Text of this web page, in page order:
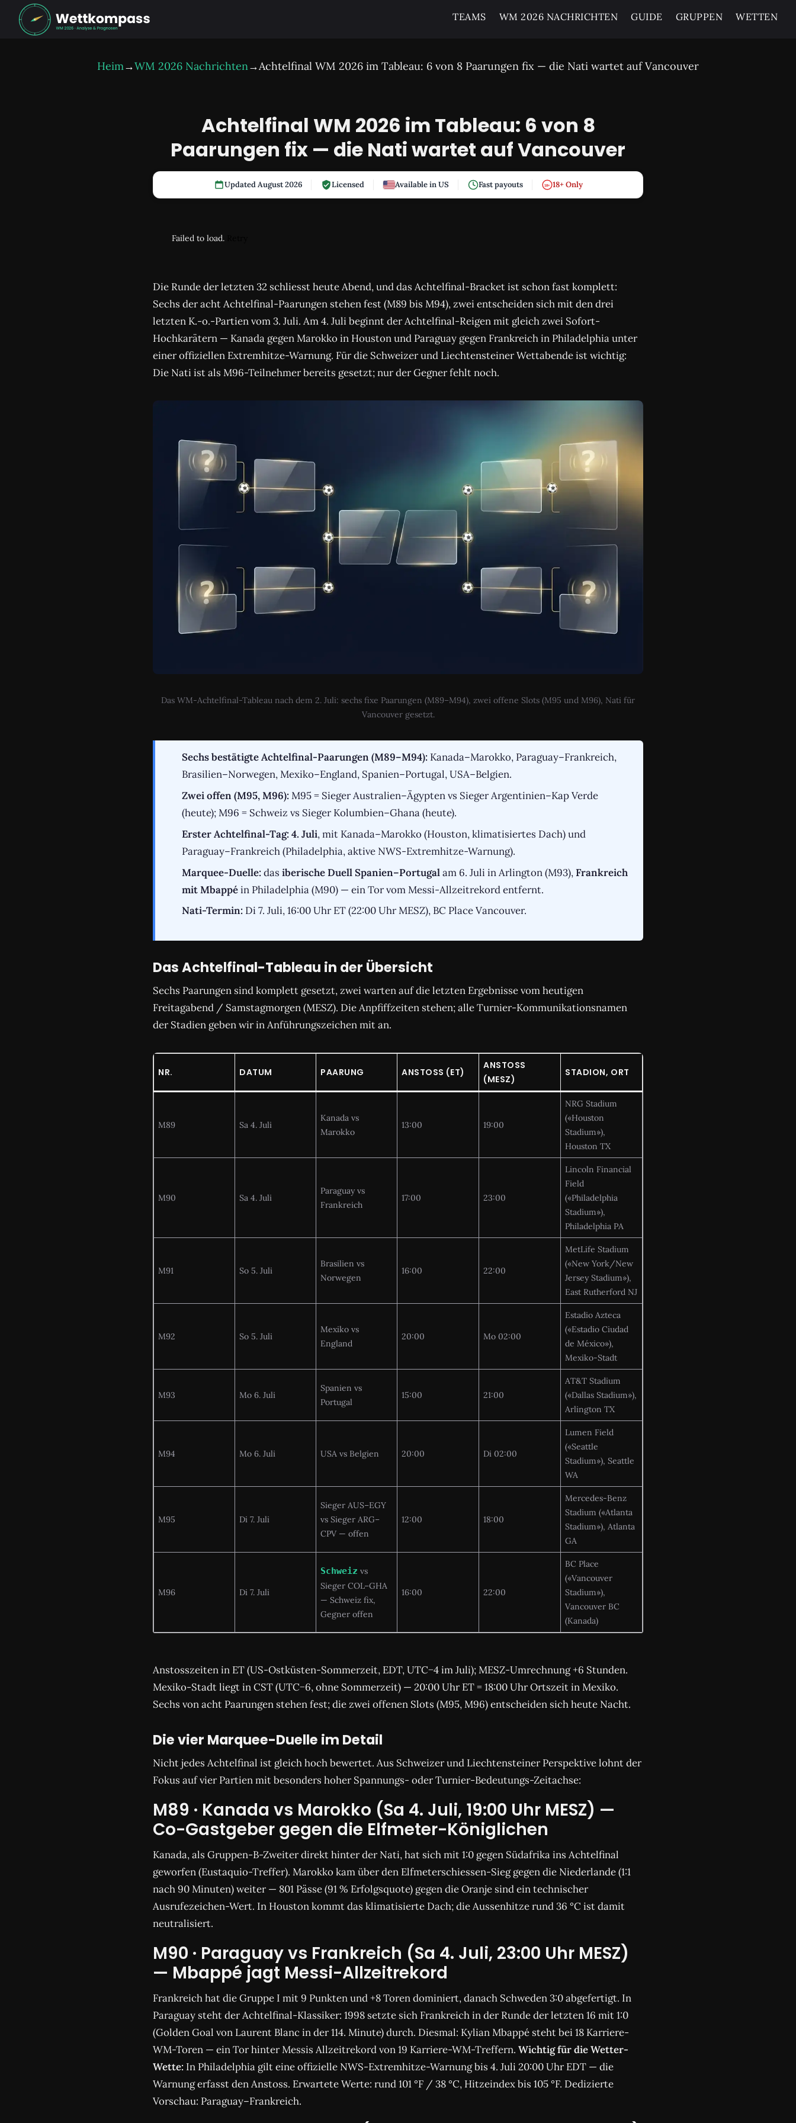
TEAMS WM 2026 NACHRICHTEN GUIDE GRUPPEN WETTEN
Heim→WM 2026 Nachrichten→Achtelfinal WM 2026 im Tableau: 6 von 8 Paarungen fix — die Nati wartet auf Vancouver
Achtelfinal WM 2026 im Tableau: 6 von 8
Paarungen fix — die Nati wartet auf Vancouver
Updated August 2026 Licensed Available in US Fast payouts 18+ 18+ Only
Failed to load.
Die Runde der letzten 32 schliesst heute Abend, und das Achtelfinal-Bracket ist schon fast komplett:
Sechs der acht Achtelfinal-Paarungen stehen fest (M89 bis M94), zwei entscheiden sich mit den drei
letzten K.-o.-Partien vom 3. Juli. Am 4. Juli beginnt der Achtelfinal-Reigen mit gleich zwei Sofort-
Hochkarätern — Kanada gegen Marokko in Houston und Paraguay gegen Frankreich in Philadelphia unter
einer offiziellen Extremhitze-Warnung. Für die Schweizer und Liechtensteiner Wettabende ist wichtig:
Die Nati ist als M96-Teilnehmer bereits gesetzt; nur der Gegner fehlt noch.
Das WM-Achtelfinal-Tableau nach dem 2. Juli: sechs fixe Paarungen (M89–M94), zwei offene Slots (M95 und M96), Nati für
Vancouver gesetzt.
Sechs bestätigte Achtelfinal-Paarungen (M89–M94): Kanada–Marokko, Paraguay–Frankreich,
Brasilien–Norwegen, Mexiko–England, Spanien–Portugal, USA–Belgien.
Zwei offen (M95, M96):M95 = Sieger Australien–Ägypten vs Sieger Argentinien–Kap Verde
(heute); M96 = Schweiz vs Sieger Kolumbien–Ghana (heute).
Erster Achtelfinal-Tag: 4. Juli, mit Kanada–Marokko (Houston, klimatisiertes Dach) und
Paraguay–Frankreich (Philadelphia, aktive NWS-Extremhitze-Warnung).
Marquee-Duelle:dasiberische Duell Spanien–Portugalam 6. Juli in Arlington (M93),Frankreich
mit Mbappéin Philadelphia (M90) — ein Tor vom Messi-Allzeitrekord entfernt.
Nati-Termin: Di 7. Juli, 16:00 Uhr ET (22:00 Uhr MESZ), BC Place Vancouver.
Das Achtelfinal-Tableau in der Übersicht
Sechs Paarungen sind komplett gesetzt, zwei warten auf die letzten Ergebnisse vom heutigen
Freitagabend / Samstagmorgen (MESZ). Die Anpfiffzeiten stehen; alle Turnier-Kommunikationsnamen
der Stadien geben wir in Anführungszeichen mit an.
NR. DATUM PAARUNG ANSTOSS (ET)
ANSTOSS
(MESZ)
STADION, ORT
M89 Sa 4. Juli
Kanada vs
Marokko
13:00 19:00
NRG Stadium
(«Houston
Stadium»),
Houston TX
M90 Sa 4. Juli
Paraguay vs
Frankreich
17:00 23:00
Lincoln Financial
Field
(«Philadelphia
Stadium»),
Philadelphia PA
M91 So 5. Juli
Brasilien vs
Norwegen
16:00 22:00
MetLife Stadium
(«New York/New
Jersey Stadium»),
East Rutherford NJ
M92 So 5. Juli
Mexiko vs
England
20:00 Mo 02:00
Estadio Azteca
(«Estadio Ciudad
de México»),
Mexiko-Stadt
M93 Mo 6. Juli
Spanien vs
Portugal
15:00 21:00
AT&T Stadium
(«Dallas Stadium»),
Arlington TX
M94 Mo 6. Juli USA vs Belgien 20:00 Di 02:00
Lumen Field
(«Seattle
Stadium»), Seattle
WA
M95 Di 7. Juli
Sieger AUS–EGY
vs Sieger ARG–
CPV — offen
12:00 18:00
Mercedes-Benz
Stadium («Atlanta
Stadium»), Atlanta
GA
M96 Di 7. Juli
Schweiz vs
Sieger COL–GHA
— Schweiz fix,
Gegner offen
16:00 22:00
BC Place
(«Vancouver
Stadium»),
Vancouver BC
(Kanada)
Anstosszeiten in ET (US-Ostküsten-Sommerzeit, EDT, UTC−4 im Juli); MESZ-Umrechnung +6 Stunden.
Mexiko-Stadt liegt in CST (UTC−6, ohne Sommerzeit) — 20:00 Uhr ET = 18:00 Uhr Ortszeit in Mexiko.
Sechs von acht Paarungen stehen fest; die zwei offenen Slots (M95, M96) entscheiden sich heute Nacht.
Die vier Marquee-Duelle im Detail
Nicht jedes Achtelfinal ist gleich hoch bewertet. Aus Schweizer und Liechtensteiner Perspektive lohnt der
Fokus auf vier Partien mit besonders hoher Spannungs- oder Turnier-Bedeutungs-Zeitachse:
M89 · Kanada vs Marokko (Sa 4. Juli, 19:00 Uhr MESZ) —
Co-Gastgeber gegen die Elfmeter-Königlichen
Kanada, als Gruppen-B-Zweiter direkt hinter der Nati, hat sich mit 1:0 gegen Südafrika ins Achtelfinal
geworfen (Eustaquio-Treffer). Marokko kam über den Elfmeterschiessen-Sieg gegen die Niederlande (1:1
nach 90 Minuten) weiter — 801 Pässe (91 % Erfolgsquote) gegen die Oranje sind ein technischer
Ausrufezeichen-Wert. In Houston kommt das klimatisierte Dach; die Aussenhitze rund 36 °C ist damit
neutralisiert.
M90 · Paraguay vs Frankreich (Sa 4. Juli, 23:00 Uhr MESZ)
— Mbappé jagt Messi-Allzeitrekord
Frankreich hat die Gruppe I mit 9 Punkten und +8 Toren dominiert, danach Schweden 3:0 abgefertigt. In
Paraguay steht der Achtelfinal-Klassiker: 1998 setzte sich Frankreich in der Runde der letzten 16 mit 1:0
(Golden Goal von Laurent Blanc in der 114. Minute) durch. Diesmal: Kylian Mbappé steht bei 18 Karriere-
WM-Toren — ein Tor hinter Messis Allzeitrekord von 19 Karriere-WM-Treffern. Wichtig für die Wetter-
Wette: In Philadelphia gilt eine offizielle NWS-Extremhitze-Warnung bis 4. Juli 20:00 Uhr EDT — die
Warnung erfasst den Anstoss. Erwartete Werte: rund 101 °F / 38 °C, Hitzeindex bis 105 °F. Dedizierte
Vorschau: Paraguay–Frankreich.